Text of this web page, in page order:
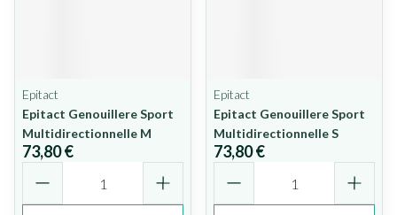
Epitact
Epitact Genouillere Sport
Multidirectionnelle M
73,80 €
Epitact
Epitact Genouillere Sport
Multidirectionnelle S
73,80 €